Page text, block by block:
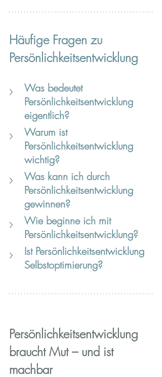
Häufige Fragen zu
Persönlichkeitsentwicklung
Was bedeutet
Persönlichkeitsentwicklung
eigentlich?
Warum ist
Persönlichkeitsentwicklung
wichtig?
Was kann ich durch
Persönlichkeitsentwicklung
gewinnen?
Wie beginne ich mit
Persönlichkeitsentwicklung?
Ist Persönlichkeitsentwicklung
Selbstoptimierung?
Persönlichkeitsentwicklung
braucht Mut – und ist
machbar